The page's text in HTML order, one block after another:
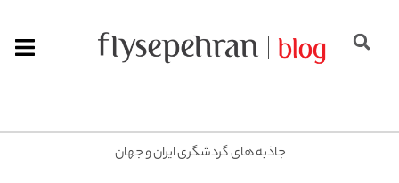
جاذبه های گردشگری ایران و جهان